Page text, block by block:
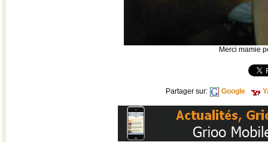
Merci mamie
Partager sur: Google